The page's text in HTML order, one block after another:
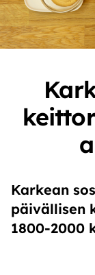
Karkean
päivällisen
1800-2000